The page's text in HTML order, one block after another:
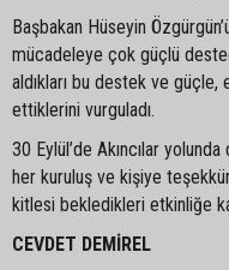
Başbakan Hüseyin
mücadeleye çok güçlü
aldıkları bu destek ve güçle,
ettiklerini vurguladı.
30 Eylül’de Akıncılar
her kuruluş ve kişiye
kitlesi bekledikleri etkinliğe
CEVDET DEMİREL